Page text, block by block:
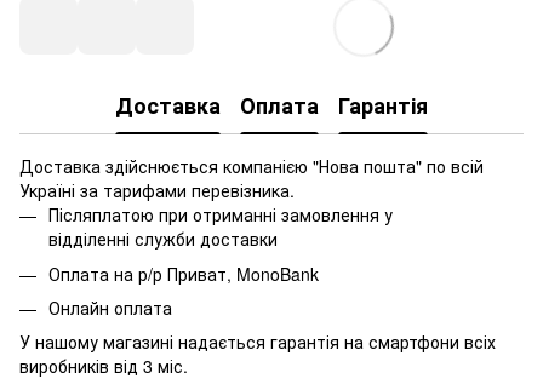
Доставка Оплата Гарантія
Доставка здійснюється компанією "Нова пошта" по всій
Україні за тарифами перевізника.
Післяплатою при отриманні замовлення у
відділенні служби доставки
Оплата на р/р Приват, MonoBank
Онлайн оплата
У нашому магазині надається гарантія на смартфони всіх
виробників від 3 міс.